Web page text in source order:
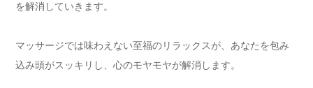
を解消していきます。
マッサージでは味わえない至福のリラックスが、あなたを包み
込み頭がスッキリし、心のモヤモヤが解消します。